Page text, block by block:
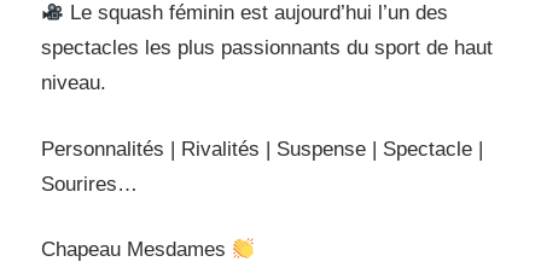
Le squash féminin est aujourd’hui l’un des
spectacles les plus passionnants du sport de haut
niveau.
Personnalités | Rivalités | Suspense | Spectacle |
Sourires…
Chapeau Mesdames